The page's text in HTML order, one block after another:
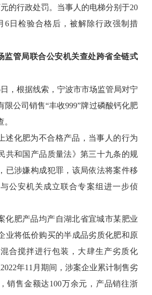
的行政处罚。当事人的电梯分别于20
6日检验合格后，被解除行政强制措
监管局联合公安机关查处跨省全链式
日，根据线索，宁波市市场监管局对宁
限公司销售“丰收999”牌过磷酸钙化肥
述化肥为不合格产品，当事人的行为
共和国产品质量法》第三十九条的规
已涉嫌构成犯罪，该局依法将案件移
公安机关成立联合专案组进一步侦
化肥产品均产自湖北省宜城市某肥业
业将低价购买的半成品劣质化肥和原
合搅拌进行包装，大肆生产劣质化
年11月期间，涉案企业累计制售劣
销售金额达100万余元，产品销往浙